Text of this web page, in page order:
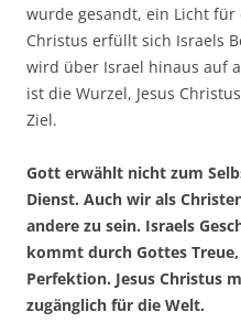
wurde gesandt, ein Licht für
Christus erfüllt sich Israels
wird über Israel hinaus auf
ist die Wurzel, Jesus
Ziel.
Gott erwählt nicht zum
Dienst. Auch wir als
andere zu sein. Israels
kommt durch Gottes
Perfektion. Jesus Christus
zugänglich für die Welt.